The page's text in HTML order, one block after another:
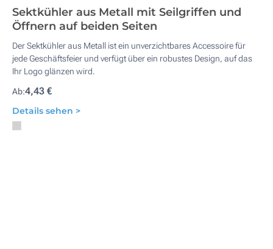
Sektkühler aus Metall mit Seilgriffen und
Öffnern auf beiden Seiten
Der Sektkühler aus Metall ist ein unverzichtbares Accessoire für
jede Geschäftsfeier und verfügt über ein robustes Design, auf das
Ihr Logo glänzen wird.
Ab:4,43 €
Details sehen >